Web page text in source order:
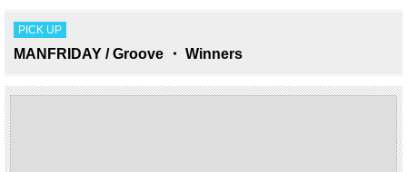
PICK UP
MANFRIDAY / Groove ・ Winners